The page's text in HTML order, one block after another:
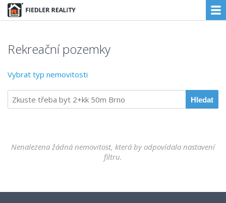
Rekreační pozemky
Vybrat typ nemovitosti
Nenalezena žádná nemovitost, která by odpovídala nastavení
filtru.